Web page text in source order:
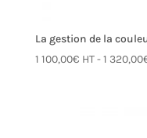
La gestion de la
1 100,00€ HT -1 320,00